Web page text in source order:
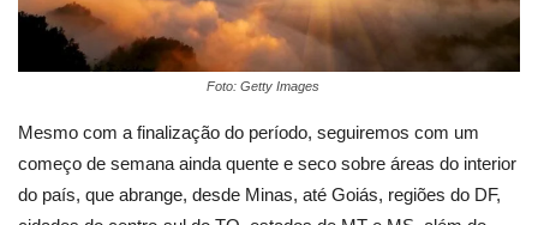
Foto: Getty Images
Mesmo com a finalização do período, seguiremos com um
começo de semana ainda quente e seco sobre áreas do interior
do país, que abrange, desde Minas, até Goiás, regiões do DF,